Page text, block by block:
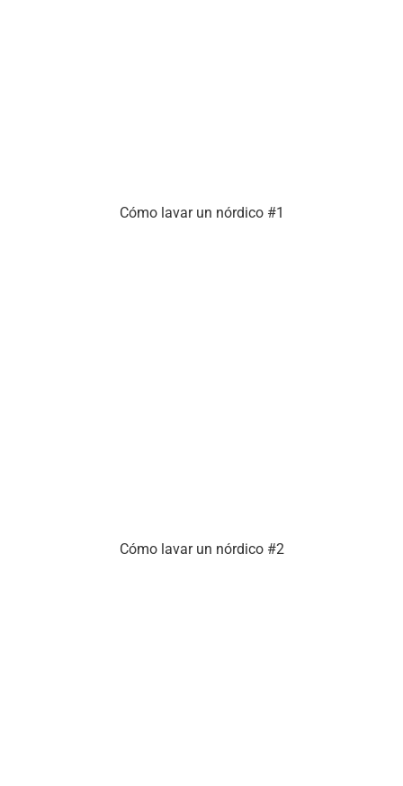
Cómo lavar un nórdico #1
Cómo lavar un nórdico #2